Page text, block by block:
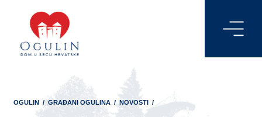
OGULIN / GRAĐANI OGULINA / NOVOSTI /